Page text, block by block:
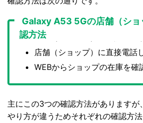
Galaxy A53 5Gの店舗（ショ
認方法店舗（ショップ）に直接来店
店舗（ショップ）に直接電話
WEBからショップの在庫を確
主にこの3つの確認方法がありますが
やり方が違うためそれぞれの確認方